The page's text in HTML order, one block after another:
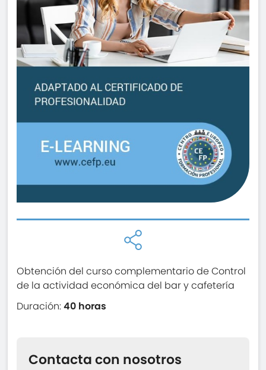
Obtención del curso complementario de Control
de la actividad económica del bar y cafetería
Duración:40 horas
Contacta con nosotros